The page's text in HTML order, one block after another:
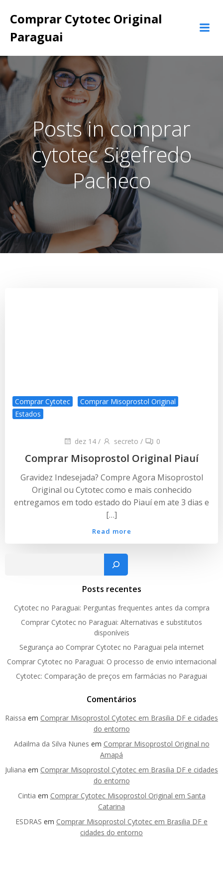
para
Comprar Cytotec Original
Paraguai
Posts in comprar
cytotec Sigefredo
Pacheco
Comprar Cytotec
Comprar Misoprostol Original
Estados
dez 14 / secreto / 0
Comprar Misoprostol Original Piauí
Gravidez Indesejada? Compre Agora Misoprostol
Original ou Cytotec como e mais conhecido
entregamos em todo estado do Piauí em ate 3 dias e
[…]
Read more
Pesquisar
Posts recentes
Cytotec no Paraguai: Perguntas frequentes antes da compra
Comprar Cytotec no Paraguai: Alternativas e substitutos
disponíveis
Segurança ao Comprar Cytotec no Paraguai pela internet
Comprar Cytotec no Paraguai: O processo de envio internacional
Cytotec: Comparação de preços em farmácias no Paraguai
Comentários
Raissa em Comprar Misoprostol Cytotec em Brasilia DF e cidades
do entorno
Adailma da Silva Nunes em Comprar Misoprostol Original no
Amapá
Juliana em Comprar Misoprostol Cytotec em Brasilia DF e cidades
do entorno
Cintia em Comprar Cytotec Misoprostol Original em Santa
Catarina
ESDRAS em Comprar Misoprostol Cytotec em Brasilia DF e
cidades do entorno